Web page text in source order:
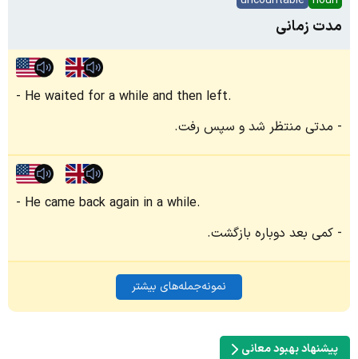
مدت زمانی
He waited for a while and then left.
مدتی منتظر شد و سپس رفت.
He came back again in a while.
کمی بعد دوباره بازگشت.
نمونه‌جمله‌های بیشتر
پیشنهاد بهبود معانی